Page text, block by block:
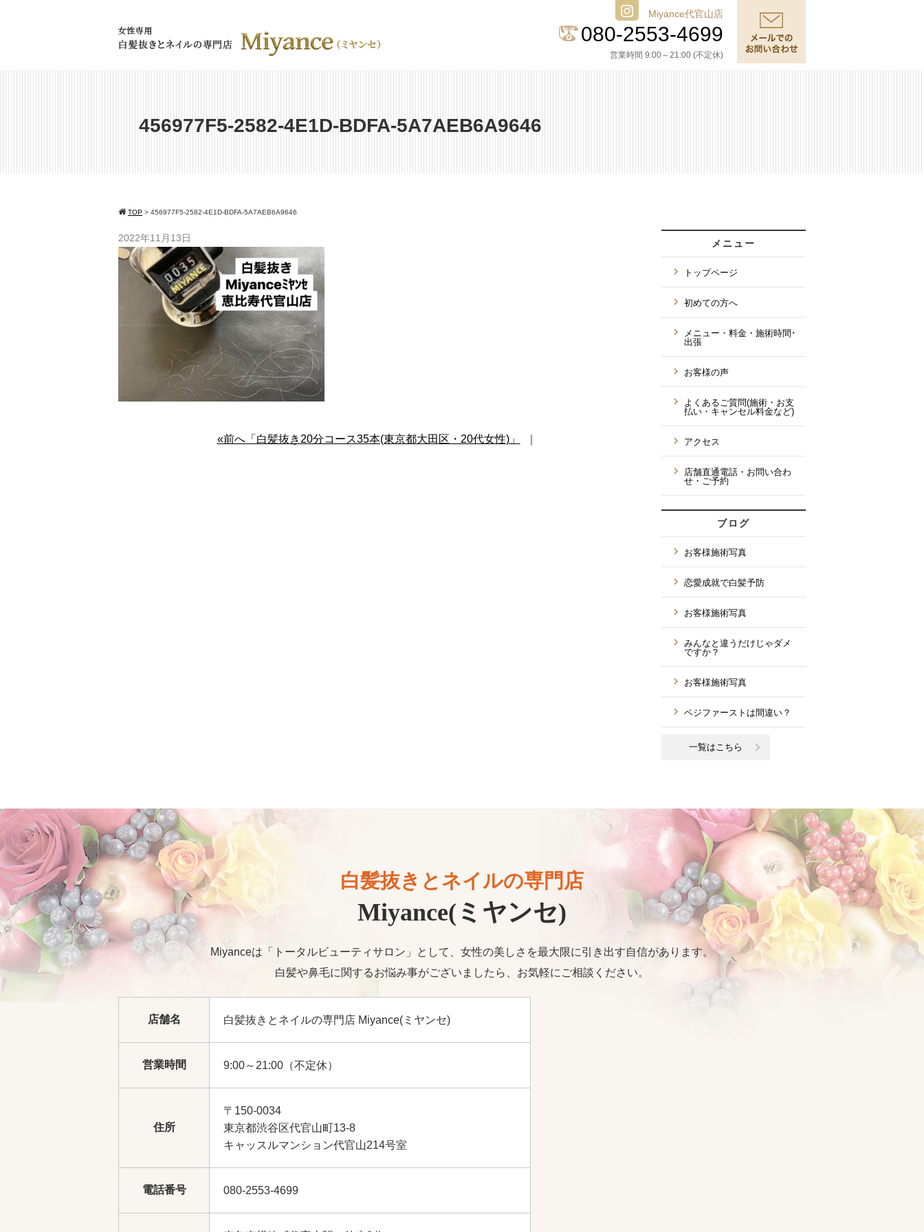
Miyance代官山店
080-2553-4699
営業時間 9:00～21:00 (不定休)
456977F5-2582-4E1D-BDFA-5A7AEB6A9646
TOP > 456977F5-2582-4E1D-BDFA-5A7AEB6A9646
2022年11月13日
«前へ「白髪抜き20分コース35本(東京都大田区・20代女性)」
メニュー
トップページ
初めての方へ
メニュー・料金・施術時間･
出張
お客様の声
よくあるご質問(施術・お支
払い・キャンセル料金など)
アクセス
店舗直通電話・お問い合わ
せ・ご予約
ブログ
お客様施術写真
恋愛成就で白髪予防
お客様施術写真
みんなと違うだけじゃダメ
ですか？
お客様施術写真
ベジファーストは間違い？
一覧はこちら
白髪抜きとネイルの専門店
Miyance(ミヤンセ)
Miyanceは「トータルビューティサロン」として、女性の美しさを最大限に引き出す自信があります。
白髪や鼻毛に関するお悩み事がございましたら、お気軽にご相談ください。
店舗名 白髪抜きとネイルの専門店 Miyance(ミヤンセ)
営業時間 9:00～21:00（不定休）
住所
〒150-0034
東京都渋谷区代官山町13-8
キャッスルマンション代官山214号室
電話番号 080-2553-4699